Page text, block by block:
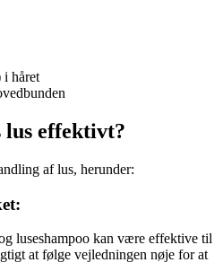
i håret
lus effektivt?
af lus, herunder:
luseshampoo kan være effektive til
at følge vejledningen nøje for at